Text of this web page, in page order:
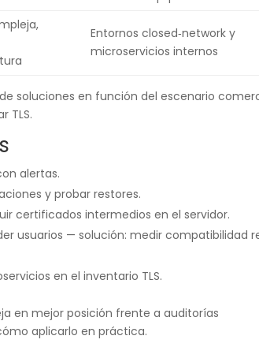
Entornos closed‑network y
microservicios internos
soluciones en función del escenario
TLS.
alertas.
y probar restores.
certificados intermedios en el servidor.
usuarios — solución: medir compatibilidad
en el inventario TLS.
en mejor posición frente a auditorías
aplicarlo en práctica.